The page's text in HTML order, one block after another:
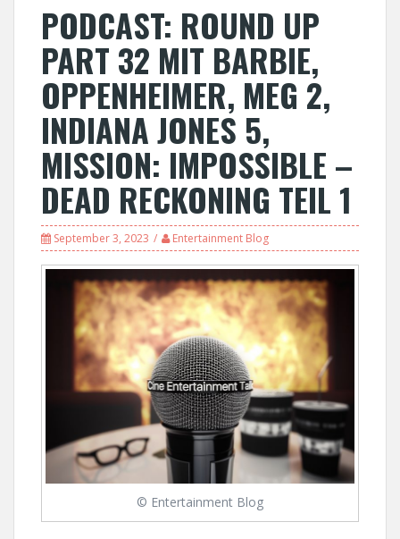
PODCAST: ROUND UP
PART 32 MIT BARBIE,
OPPENHEIMER, MEG 2,
INDIANA JONES 5,
MISSION: IMPOSSIBLE –
DEAD RECKONING TEIL 1
September 3, 2023 Entertainment Blog
© Entertainment Blog